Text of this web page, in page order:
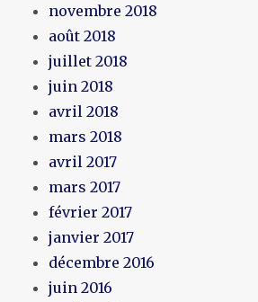
novembre 2018
août 2018
juillet 2018
juin 2018
avril 2018
mars 2018
avril 2017
mars 2017
février 2017
janvier 2017
décembre 2016
juin 2016